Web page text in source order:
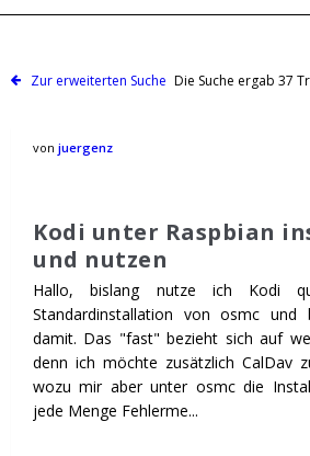
Zur erweiterten Suche Die Suche ergab 37
von juergenz
Kodi unter Raspbian
und nutzen
Hallo, bislang nutze ich Kodi
Standardinstallation von osmc und
damit. Das "fast" bezieht sich auf
denn ich möchte zusätzlich CalDav
wozu mir aber unter osmc die
jede Menge Fehlerme...